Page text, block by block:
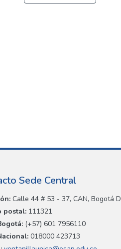
Sede Central
Calle 44 # 53 - 37, CAN, Bogotá
postal: 111321
(+57) 601 7956110
018000 423713